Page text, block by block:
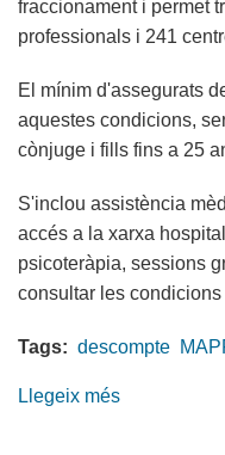
de
descompte
Congrés
(29
a
fraccionament i permet
professionals i 241
El mínim d'assegurats
aquestes condicions,
cònjuge i fills fins a 25
S'inclou assistència
accés a la xarxa
psicoteràpia, sessions
consultar les
Tags: descompte
Llegeix més